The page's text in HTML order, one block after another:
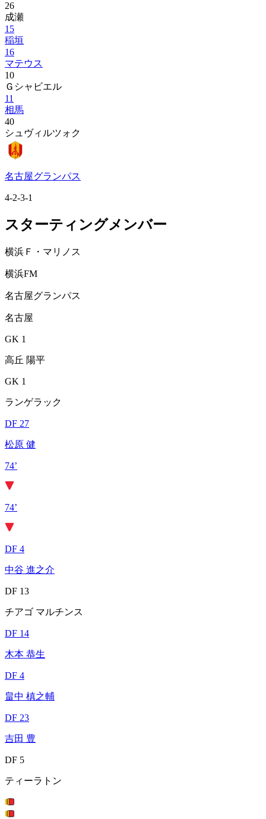
26
成瀬
15
稲垣
16
マテウス
10
Ｇシャビエル
11
相馬
40
シュヴィルツォク
名古屋グランパス
4-2-3-1
スターティングメンバー
横浜Ｆ・マリノス
横浜FM
名古屋グランパス
名古屋
GK 1
高丘 陽平
GK 1
ランゲラック
DF 27
松原 健
74’
74’
DF 4
中谷 進之介
DF 13
チアゴ マルチンス
DF 14
木本 恭生
DF 4
畠中 槙之輔
DF 23
吉田 豊
DF 5
ティーラトン